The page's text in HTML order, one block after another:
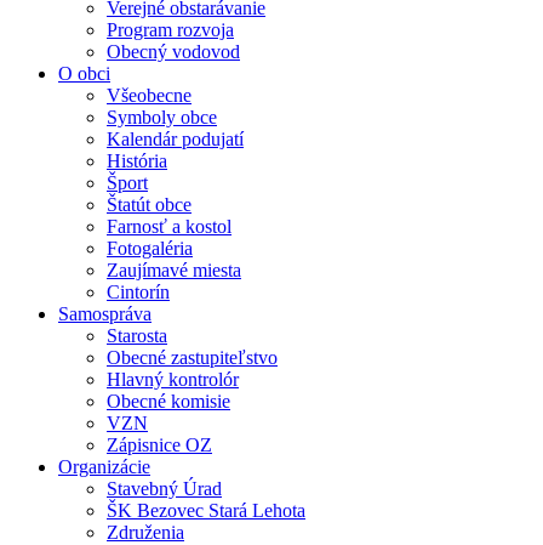
Verejné obstarávanie
Program rozvoja
Obecný vodovod
O obci
Všeobecne
Symboly obce
Kalendár podujatí
História
Šport
Štatút obce
Farnosť a kostol
Fotogaléria
Zaujímavé miesta
Cintorín
Samospráva
Starosta
Obecné zastupiteľstvo
Hlavný kontrolór
Obecné komisie
VZN
Zápisnice OZ
Organizácie
Stavebný Úrad
ŠK Bezovec Stará Lehota
Združenia